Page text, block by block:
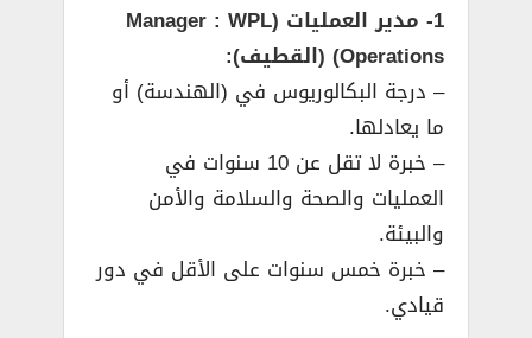
1- مدير العمليات (Manager : WPL
Operations) (القطيف):
– درجة البكالوريوس في (الهندسة) أو
ما يعادلها.
– خبرة لا تقل عن 10 سنوات في
العمليات والصحة والسلامة والأمن
والبيئة.
– خبرة خمس سنوات على الأقل في دور
قيادي.